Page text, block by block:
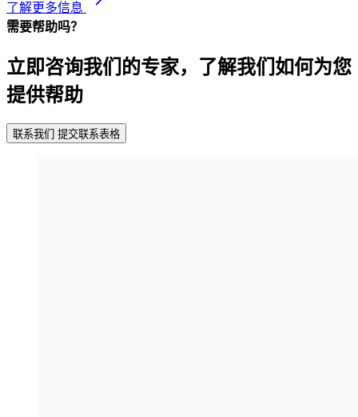
了解更多信息
需要帮助吗？
立即咨询我们的专家，了解我们如何为您
提供帮助
联系我们 提交联系表格